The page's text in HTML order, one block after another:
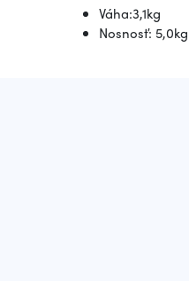
Váha:3,1kg
Nosnosť: 5,0kg